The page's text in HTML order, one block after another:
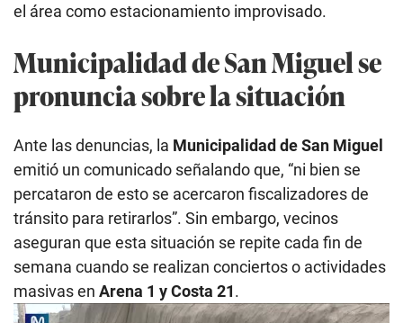
el área como estacionamiento improvisado.
Municipalidad de San Miguel se
pronuncia sobre la situación
Ante las denuncias, la Municipalidad de San Miguel
emitió un comunicado señalando que, “ni bien se
percataron de esto se acercaron fiscalizadores de
tránsito para retirarlos”. Sin embargo, vecinos
aseguran que esta situación se repite cada fin de
semana cuando se realizan conciertos o actividades
masivas en Arena 1 y Costa 21.